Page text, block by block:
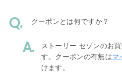
クーポンとは何ですか？
ストーリー セゾンのお
す。クーポンの有無はマ
けます。